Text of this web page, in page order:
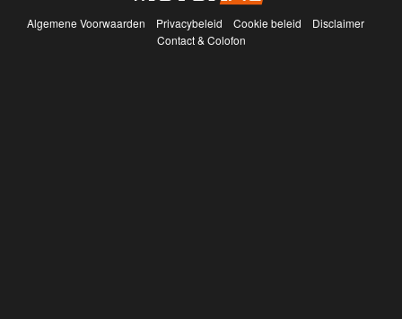
Algemene Voorwaarden Privacybeleid Cookie beleid
Disclaimer
Contact & Colofon